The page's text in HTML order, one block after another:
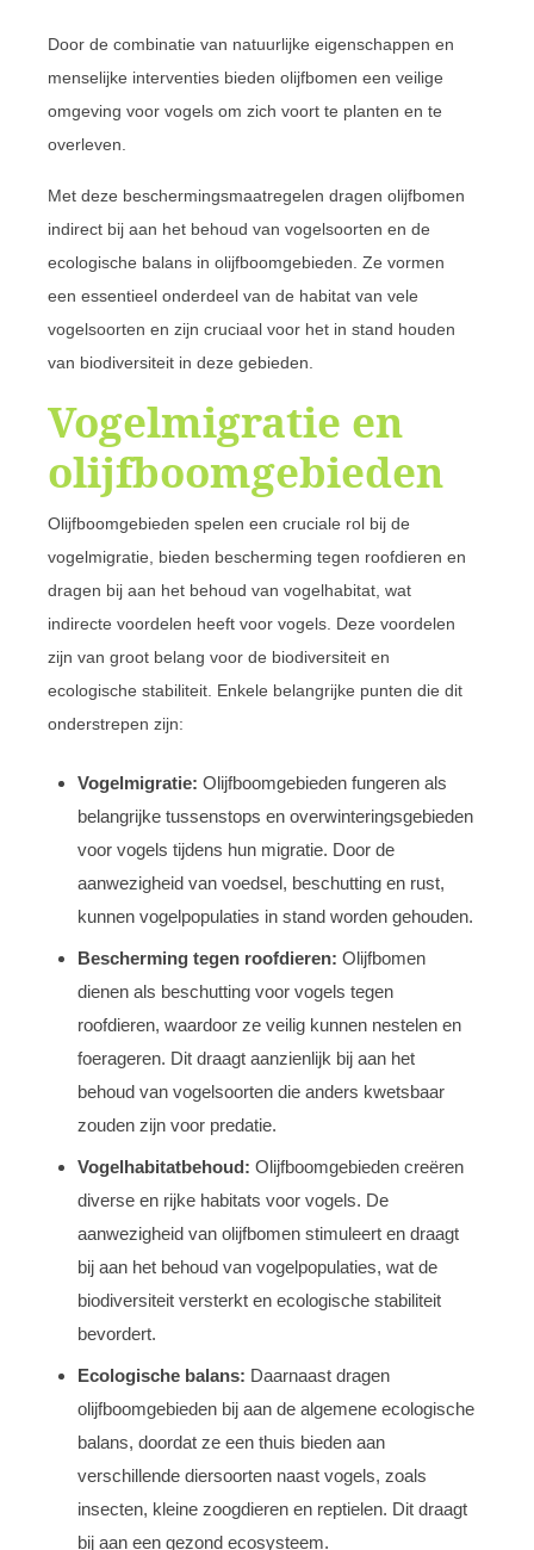
Door de combinatie van natuurlijke eigenschappen en
menselijke interventies bieden olijfbomen een veilige
omgeving voor vogels om zich voort te planten en te
overleven.
Met deze beschermingsmaatregelen dragen olijfbomen
indirect bij aan het behoud van vogelsoorten en de
ecologische balans in olijfboomgebieden. Ze vormen
een essentieel onderdeel van de habitat van vele
vogelsoorten en zijn cruciaal voor het in stand houden
van biodiversiteit in deze gebieden.
Vogelmigratie en
olijfboomgebieden
Olijfboomgebieden spelen een cruciale rol bij de
vogelmigratie, bieden bescherming tegen roofdieren en
dragen bij aan het behoud van vogelhabitat, wat
indirecte voordelen heeft voor vogels. Deze voordelen
zijn van groot belang voor de biodiversiteit en
ecologische stabiliteit. Enkele belangrijke punten die dit
onderstrepen zijn:
Vogelmigratie: Olijfboomgebieden fungeren als
belangrijke tussenstops en overwinteringsgebieden
voor vogels tijdens hun migratie. Door de
aanwezigheid van voedsel, beschutting en rust,
kunnen vogelpopulaties in stand worden gehouden.
Bescherming tegen roofdieren: Olijfbomen
dienen als beschutting voor vogels tegen
roofdieren, waardoor ze veilig kunnen nestelen en
foerageren. Dit draagt aanzienlijk bij aan het
behoud van vogelsoorten die anders kwetsbaar
zouden zijn voor predatie.
Vogelhabitatbehoud: Olijfboomgebieden creëren
diverse en rijke habitats voor vogels. De
aanwezigheid van olijfbomen stimuleert en draagt
bij aan het behoud van vogelpopulaties, wat de
biodiversiteit versterkt en ecologische stabiliteit
bevordert.
Ecologische balans: Daarnaast dragen
olijfboomgebieden bij aan de algemene ecologische
balans, doordat ze een thuis bieden aan
verschillende diersoorten naast vogels, zoals
insecten, kleine zoogdieren en reptielen. Dit draagt
bij aan een gezond ecosysteem.